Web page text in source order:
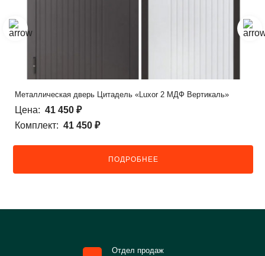
Металлическая дверь Цитадель «Luxor 2 МДФ Вертикаль»
Цена:41 450 ₽
Комплект:41 450 ₽
ПОДРОБНЕЕ
Отдел продаж